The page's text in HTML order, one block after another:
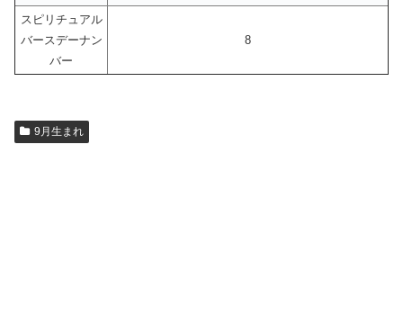
スピリチュアル
バースデーナン
バー
8
9月生まれ